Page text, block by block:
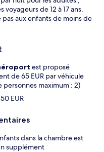
voyageurs de 12 à 17 ans.
aux enfants de moins de
est proposé
de 65 EUR par véhicule
maximum : 2)
EUR
dans la chambre est
supplément